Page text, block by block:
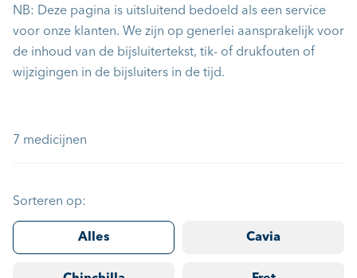
NB: Deze pagina is uitsluitend bedoeld als een service
voor onze klanten. We zijn op generlei aansprakelijk voor
de inhoud van de bijsluitertekst, tik- of drukfouten of
wijzigingen in de bijsluiters in de tijd.
7 medicijnen
Sorteren op:
Alles Cavia